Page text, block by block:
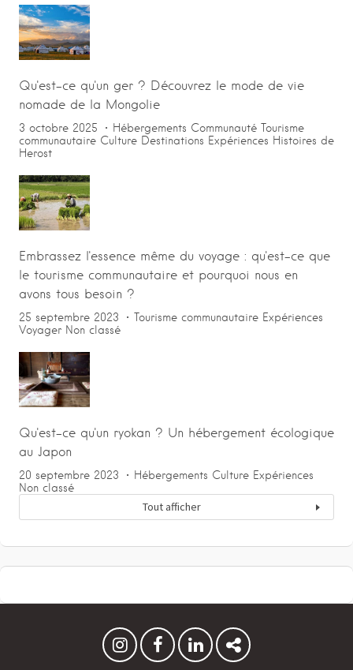
Qu'est-ce qu'un ger ? Découvrez le mode de vie
nomade de la Mongolie
3 octobre 2025 Hébergements Communauté Tourisme
communautaire Culture Destinations Expériences Histoires de
Herost
Embrassez l'essence même du voyage : qu'est-ce que
le tourisme communautaire et pourquoi nous en
avons tous besoin ?
25 septembre 2023 Tourisme communautaire Expériences
Voyager Non classé
Qu'est-ce qu'un ryokan ? Un hébergement écologique
au Japon
20 septembre 2023 Hébergements Culture Expériences
Non classé
Tout afficher